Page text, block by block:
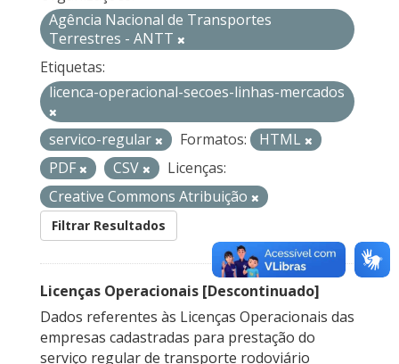
Agência Nacional de Transportes
Terrestres - ANTT
Etiquetas:
licenca-operacional-secoes-linhas-mercados
servico-regular Formatos:
HTML
PDF
CSV
Licenças:
Creative Commons Atribuição
Filtrar Resultados
Licenças Operacionais [Descontinuado]
Dados referentes às Licenças Operacionais das
empresas cadastradas para prestação do
serviço regular de transporte rodoviário